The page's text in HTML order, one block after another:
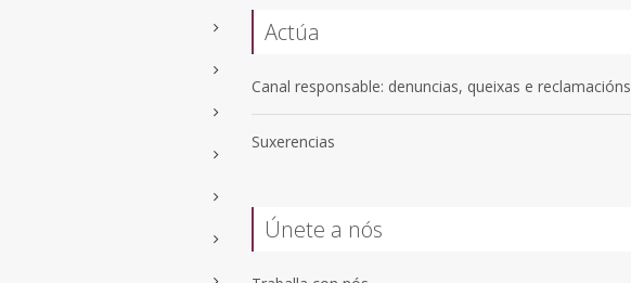
Actúa
Canal responsable: denuncias, queixas e reclamacións
Suxerencias
Únete a nós